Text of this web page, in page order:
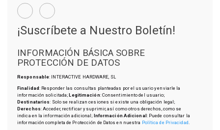
¡Suscríbete a Nuestro Boletín!
INFORMACIÓN BÁSICA SOBRE
PROTECCIÓN DE DATOS
Responsable: INTERACTIVE HARDWARE, SL
Finalidad: Responder las consultas planteadas por el usuario y enviarle la
información solicitada;Legitimación: Consentimiento del usuario;
Destinatarios: Solo se realizan cesiones si existe una obligación legal;
Derechos: Acceder, rectificar y suprimir, así como otros derechos, como se
indica en la información adicional; Información Adicional: Puede consultar la
información completa de Protección de Datos en nuestra Política de Privacidad